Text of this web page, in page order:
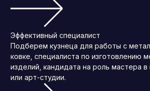
Эффективный специалист
Подберем кузнеца для работы с
ковке, специалиста по изготовлению
изделий, кандидата на роль мастера в
или арт-студии.